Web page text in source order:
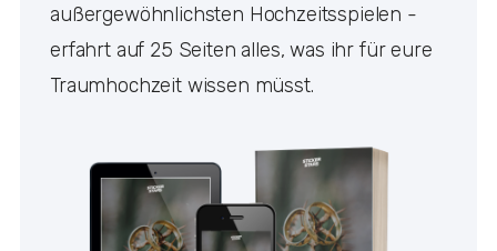
außergewöhnlichsten Hochzeitsspielen -
erfahrt auf 25 Seiten alles, was ihr für eure
Traumhochzeit wissen müsst.